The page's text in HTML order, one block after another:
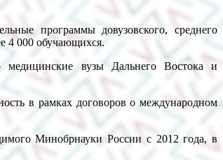
программы довузовского, среднего
4 000 обучающихся.
медицинские вузы Дальнего Востока и
в рамках договоров о международном
Минобрнауки России с 2012 года, в